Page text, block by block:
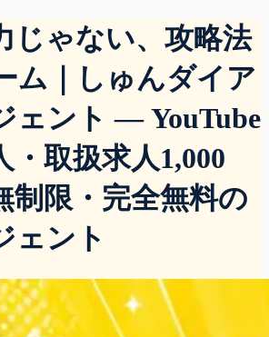
じゃない、攻略法
ム｜しゅんダイア
ェント — YouTube
・取扱求人1,000
制限・完全無料の
ェント